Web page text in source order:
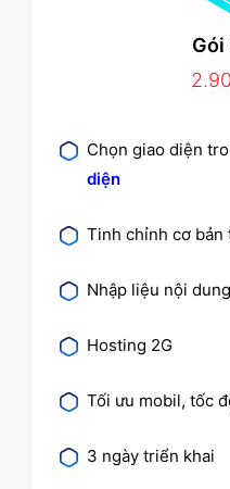
Gói
Chọn giao diện
diện
Tinh chỉnh cơ bản
Nhập liệu nội
Hosting 2G
Tối ưu mobil, tốc
3 ngày triển khai